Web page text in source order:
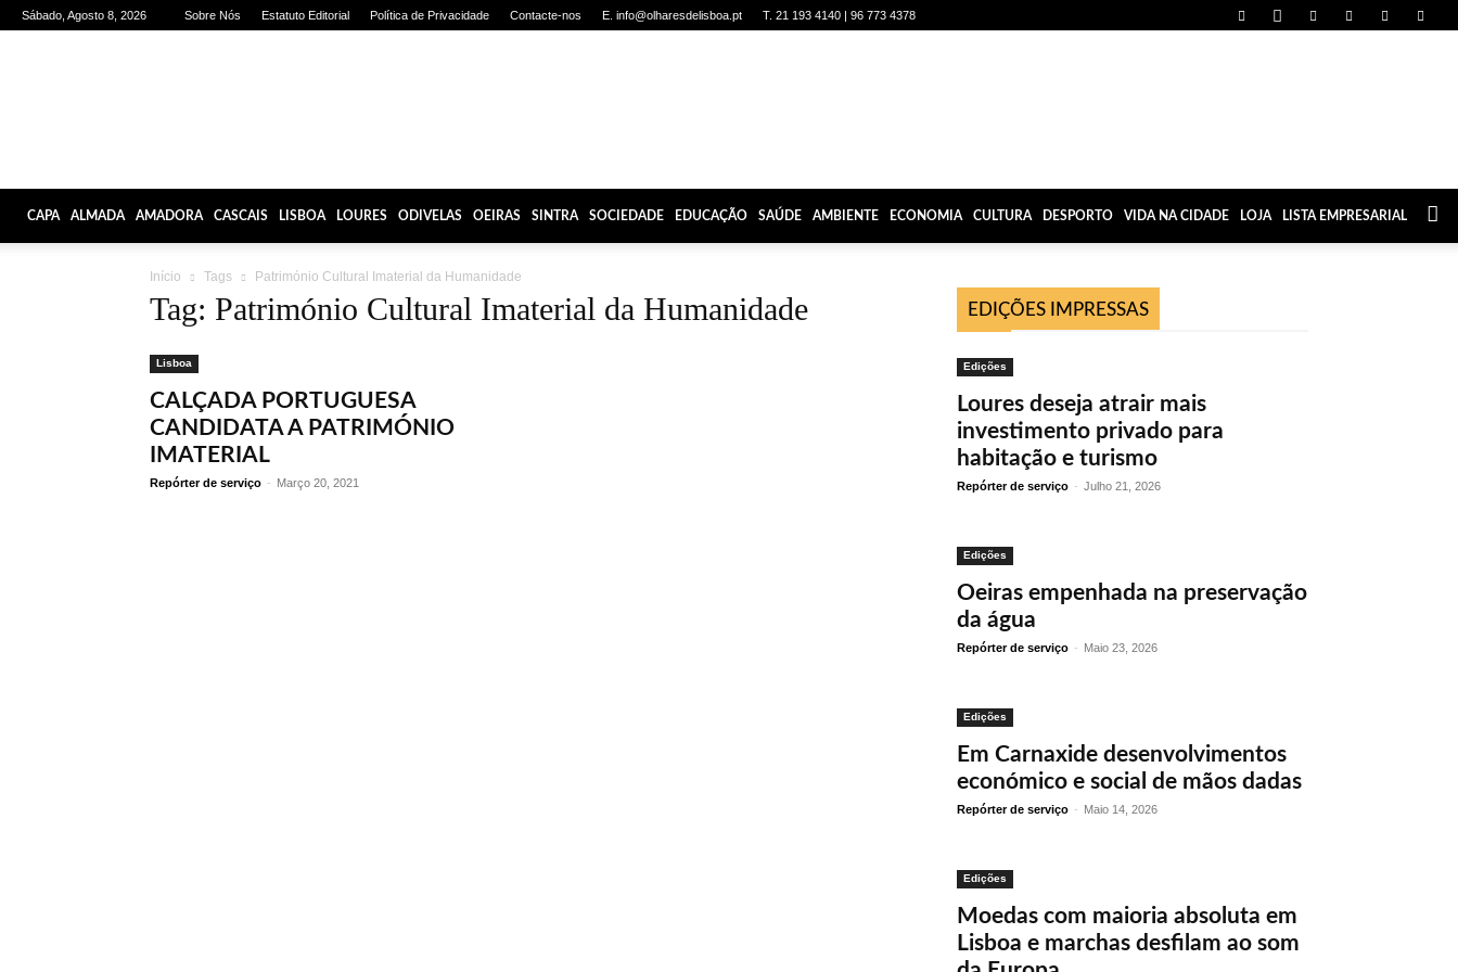
Sábado, Agosto 8, 2026 Sobre Nós Estatuto Editorial Política de Privacidade Contacte-nos E. info@olharesdelisboa.pt T. 21 193 4140 | 96 773 4378
CAPA ALMADA AMADORA CASCAIS LISBOA LOURES ODIVELAS OEIRAS SINTRA SOCIEDADE EDUCAÇÃO SAÚDE AMBIENTE ECONOMIA CULTURA DESPORTO VIDA NA CIDADE LOJA LISTA EMPRESARIAL
Início Tags Património Cultural Imaterial da Humanidade
Tag: Património Cultural Imaterial da Humanidade
Lisboa
CALÇADA PORTUGUESA
CANDIDATA A PATRIMÓNIO
IMATERIAL
Repórter de serviço - Março 20, 2021
EDIÇÕES IMPRESSAS
Edições
Loures deseja atrair mais
investimento privado para
habitação e turismo
Repórter de serviço - Julho 21, 2026
Edições
Oeiras empenhada na preservação
da água
Repórter de serviço - Maio 23, 2026
Edições
Em Carnaxide desenvolvimentos
económico e social de mãos dadas
Repórter de serviço - Maio 14, 2026
Edições
Moedas com maioria absoluta em
Lisboa e marchas desfilam ao som